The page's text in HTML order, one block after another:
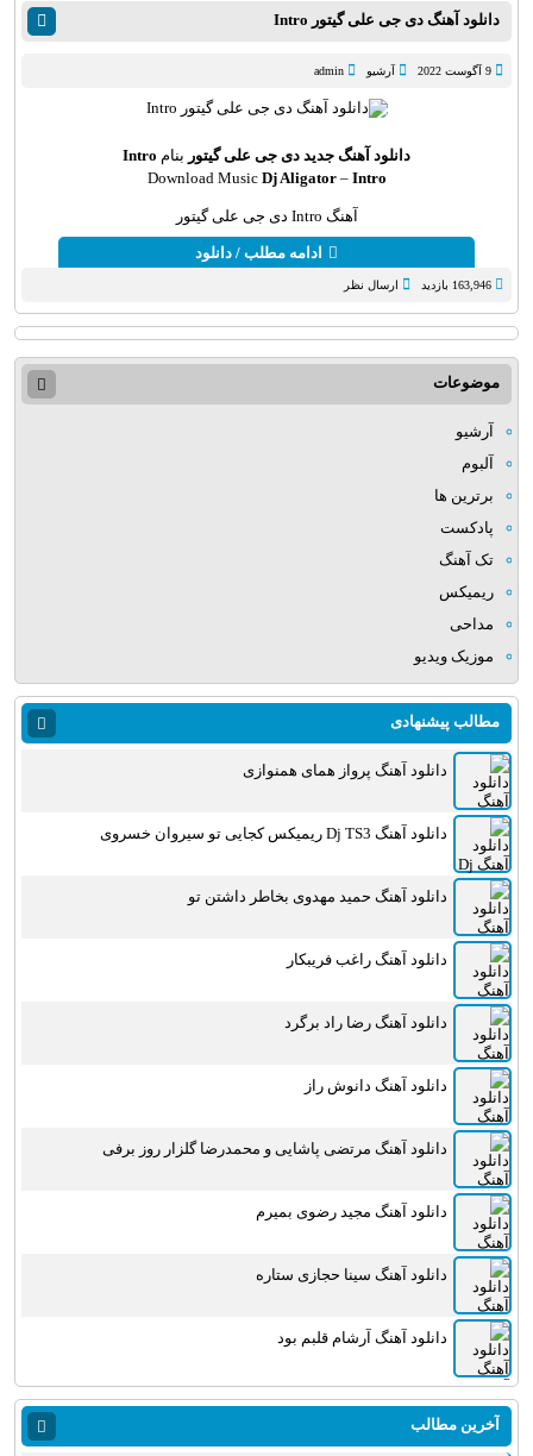
دانلود آهنگ دی جی علی گیتور Intro
9 آگوست 2022 آرشیو admin
دانلود آهنگ جدید دی جی علی گیتور بنام Intro
Download Music Dj Aligator– Intro
آهنگ Intro دی جی علی گیتور
ادامه مطلب / دانلود
163,946 بازدید ارسال نظر
موضوعات
آرشیو
آلبوم
برترین ها
پادکست
تک آهنگ
ریمیکس
مداحی
موزیک ویدیو
مطالب پیشنهادی
دانلود آهنگ پرواز همای همنوازی
دانلود آهنگ Dj TS3 ریمیکس کجایی تو سیروان خسروی
دانلود آهنگ حمید مهدوی بخاطر داشتن تو
دانلود آهنگ راغب فریبکار
دانلود آهنگ رضا راد برگرد
دانلود آهنگ دانوش راز
دانلود آهنگ مرتضی پاشایی و محمدرضا گلزار روز برفی
دانلود آهنگ مجید رضوی بمیرم
دانلود آهنگ سینا حجازی ستاره
دانلود آهنگ آرشام قلبم بود
آخرین مطالب